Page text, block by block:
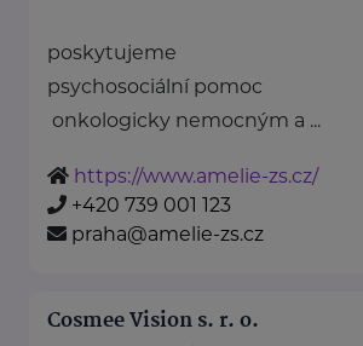
poskytujeme
psychosociální pomoc
onkologicky nemocným a ...
https://www.amelie-zs.cz/
+420 739 001 123
praha@amelie-zs.cz
Cosmee Vision s. r. o.